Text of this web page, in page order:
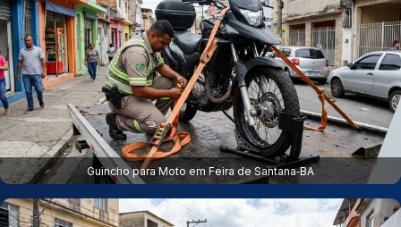
Guincho para Moto em Feira de Santana‑BA